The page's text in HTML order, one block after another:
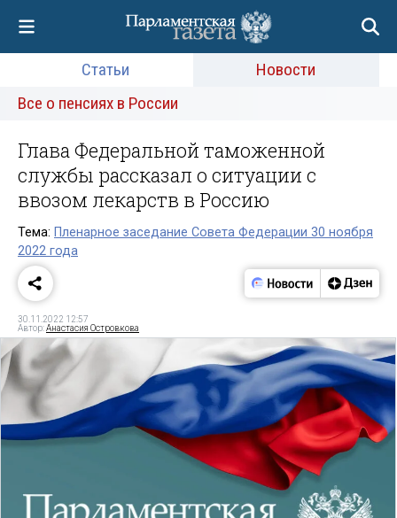
Статьи
Новости
Все о пенсиях в России
Глава Федеральной таможенной
службы рассказал о ситуации с
ввозом лекарств в Россию
Тема: Пленарное заседание Совета Федерации 30 ноября
2022 года
30.11.2022 12:57
Автор:Анастасия Островкова